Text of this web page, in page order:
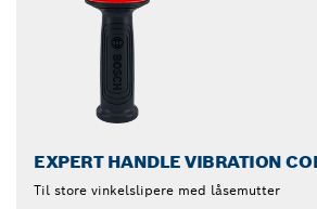
EXPERT HANDLE VIBRATION
Til store vinkelslipere med låsemutter